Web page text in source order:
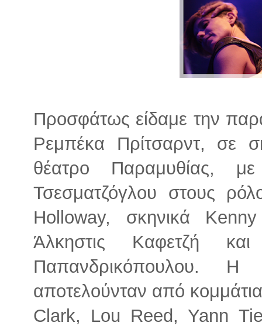
Προσφάτως είδαμε την
Ρεμπέκα Πρίτσαρντ, σε
θέατρο Παραμυθίας,
Τσεσματζόγλου στους
Holloway, σκηνικά
Άλκηστις Καφετζή
Παπανδρικόπουλου. Η
αποτελούνταν από
Clark, Lou Reed, Yann